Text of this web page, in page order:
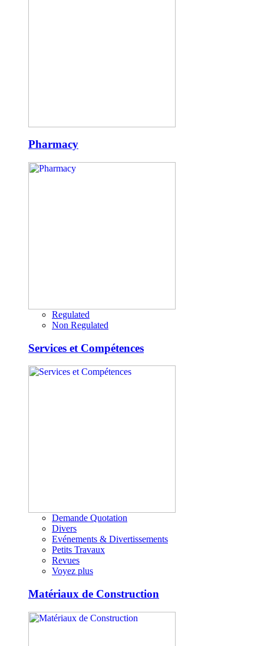
Pharmacy
Regulated
Non Regulated
Services et Compétences
Demande Quotation
Divers
Evénements & Divertissements
Petits Travaux
Revues
Voyez plus
Matériaux de Construction